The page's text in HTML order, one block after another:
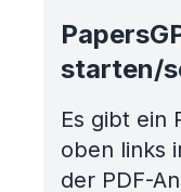
starten/
Es gibt ein
oben links
der PDF-